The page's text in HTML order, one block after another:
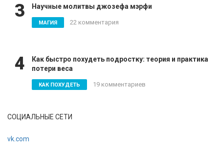
3 Научные молитвы джозефа мэрфи
МАГИЯ 22 комментария
4
Как быстро похудеть подростку: теория и практика
потери веса
КАК ПОХУДЕТЬ 19 комментариев
СОЦИАЛЬНЫЕ СЕТИ
vk.com